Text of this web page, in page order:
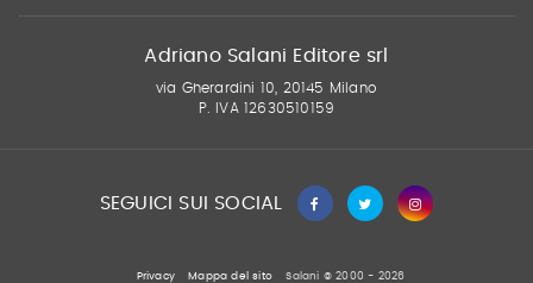
Adriano Salani Editore srl
via Gherardini 10, 20145 Milano
P. IVA 12630510159
SEGUICI SUI SOCIAL
Privacy Mappa del sito Salani © 2000 - 2026